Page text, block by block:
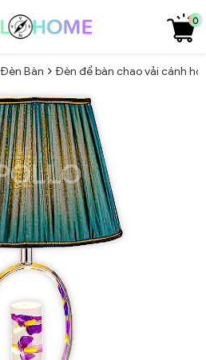
0
Đèn Bàn Đèn để bàn chao vải cánh